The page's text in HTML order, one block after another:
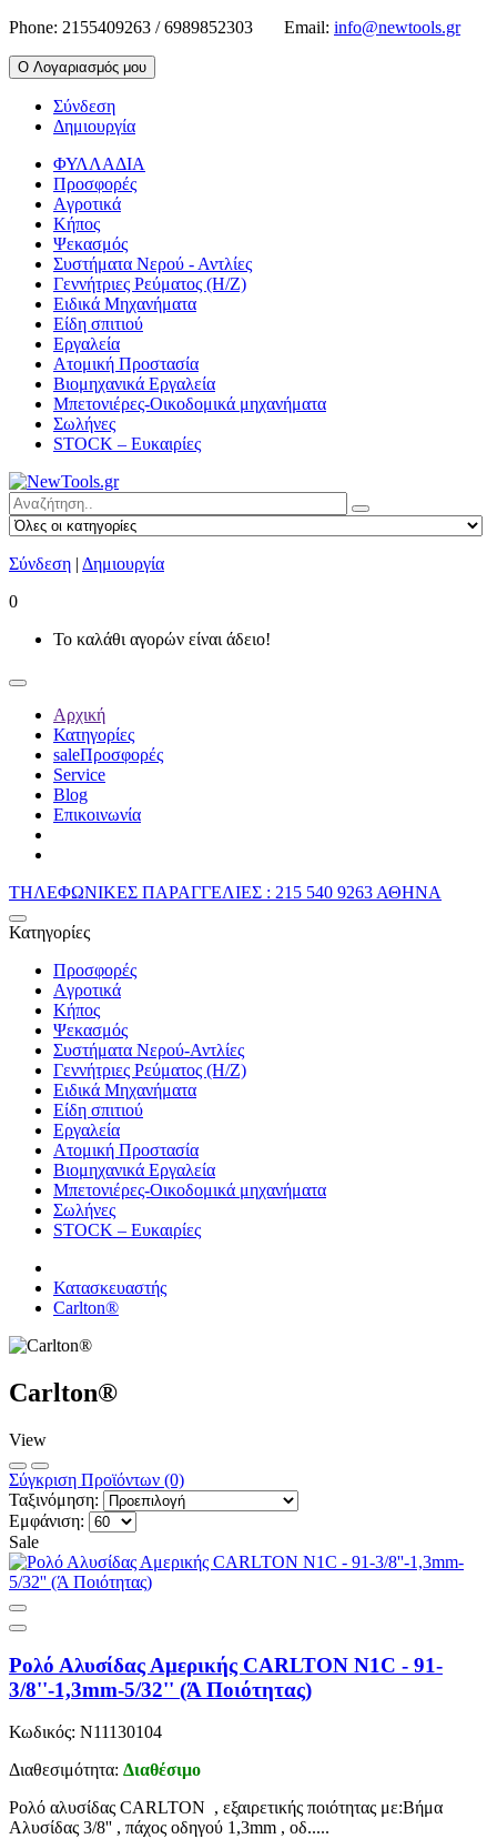
Phone: 2155409263 / 6989852303 Email: info@newtools.gr
Ο Λογαριασμός μου
Σύνδεση
Δημιουργία
ΦΥΛΛΑΔΙΑ
Προσφορές
Aγροτικά
Κήπος
Ψεκασμός
Συστήματα Νερού - Αντλίες
Γεννήτριες Ρεύματος (Η/Ζ)
Ειδικά Μηχανήματα
Είδη σπιτιού
Εργαλεία
Ατομική Προστασία
Βιομηχανικά Εργαλεία
Μπετονιέρες-Οικοδομικά μηχανήματα
Σωλήνες
STOCK – Ευκαιρίες
Σύνδεση | Δημιουργία
0
Το καλάθι αγορών είναι άδειο!
Αρχική
Κατηγορίες
saleΠροσφορές
Service
Blog
Επικοινωνία
ΤΗΛΕΦΩΝΙΚΕΣ ΠΑΡΑΓΓΕΛΙΕΣ : 215 540 9263 ΑΘΗΝΑ
Κατηγορίες
Προσφορές
Aγροτικά
Κήπος
Ψεκασμός
Συστήματα Νερού-Αντλίες
Γεννήτριες Ρεύματος (Η/Ζ)
Ειδικά Μηχανήματα
Είδη σπιτιού
Εργαλεία
Ατομική Προστασία
Βιομηχανικά Εργαλεία
Μπετονιέρες-Οικοδομικά μηχανήματα
Σωλήνες
STOCK – Ευκαιρίες
Κατασκευαστής
Carlton®
Carlton®
View
Σύγκριση Προϊόντων (0)
Ταξινόμηση:
Εμφάνιση:
Sale
Ρολό Αλυσίδας Αμερικής CARLTON N1C - 91-
3/8''-1,3mm-5/32'' (Ά Ποιότητας)
Κωδικός: N11130104
Διαθεσιμότητα: Διαθέσιμο
Ρολό αλυσίδας CARLTON , εξαιρετικής ποιότητας με:Βήμα
Αλυσίδας 3/8'' , πάχος οδηγού 1,3mm , οδ.....